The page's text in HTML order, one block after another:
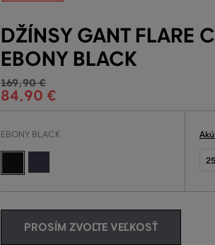
DŽÍNSY GANT FLARE
EBONY BLACK
169,90 €
84,90 €
EBONY BLACK
25
PROSÍM ZVOĽTE VEĽKOSŤ